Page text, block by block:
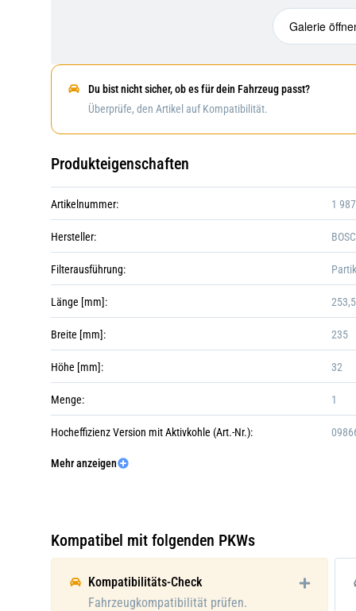
Galerie
Du bist nicht sicher, ob es für dein Fahrzeug passt?
Überprüfe, den Artikel auf Kompatibilität.
Produkteigenschaften
Artikelnummer: 1
Hersteller:
Filterausführung:
Länge [mm]: 253,5
Breite [mm]: 235
Höhe [mm]: 32
Menge: 1
Hocheffizienz Version mit Aktivkohle (Art.-Nr.):
Version mit Aktivkohle (Art.-Nr.):
Mehr anzeigen
Kompatibel mit folgenden PKWs
Kompatibilitäts-Check
Fahrzeugkompatibilität prüfen.